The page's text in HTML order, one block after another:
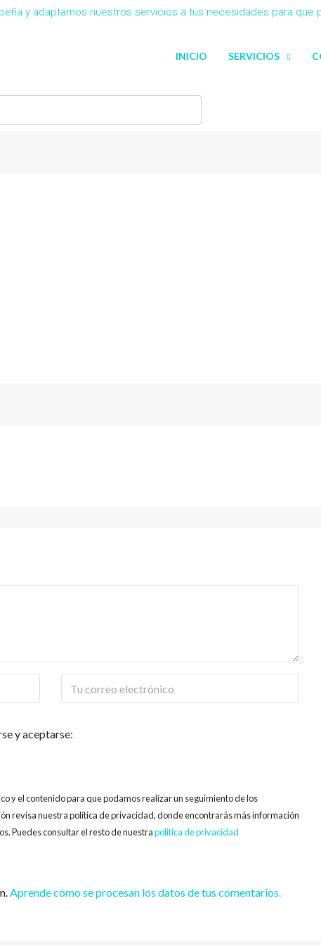
y adaptamos nuestros servicios a tus necesidades para
INICIO SERVICIOS
y aceptarse:
y el contenido para que podamos realizar un seguimiento de los
revisa nuestra política de privacidad, donde encontrarás más información
Puedes consultar el resto de nuestrapolítica de privacidad
Aprende cómo se procesan los datos de tus comentarios.